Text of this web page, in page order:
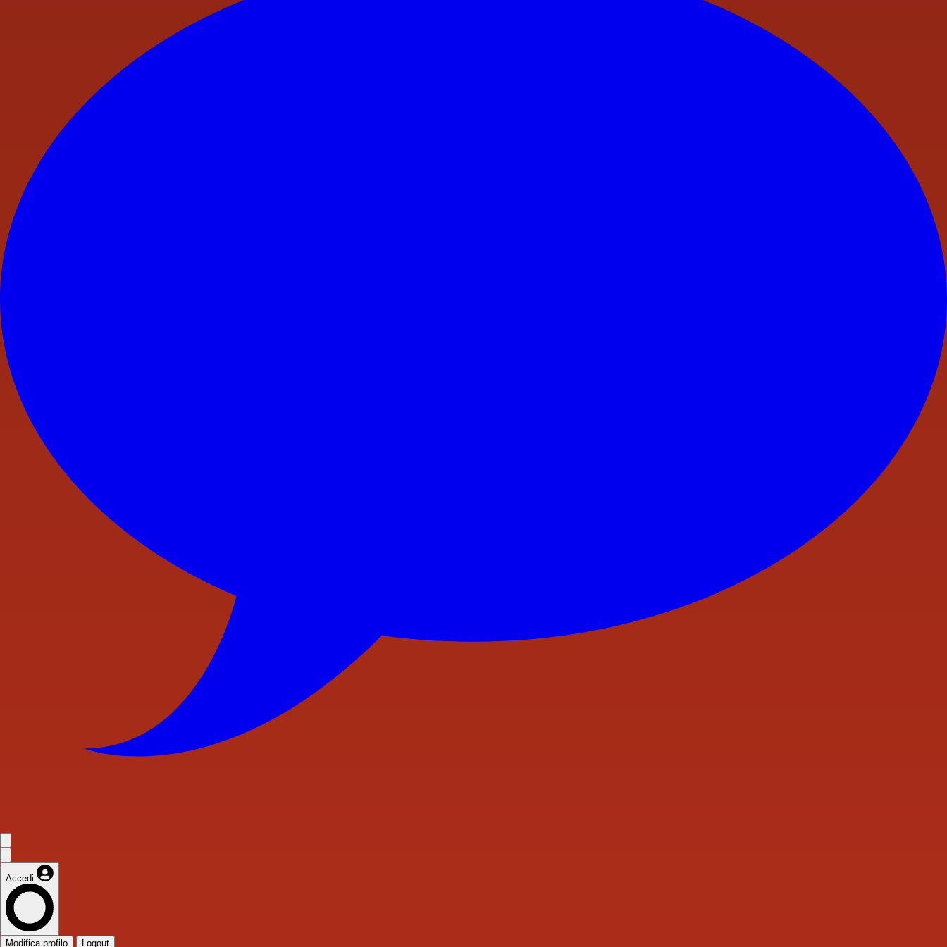
Accedi
Modifica profilo Logout